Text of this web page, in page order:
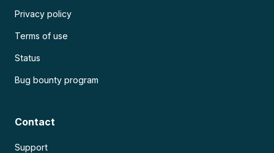
Privacy policy
Terms of use
Status
Bug bounty program
Contact
Support